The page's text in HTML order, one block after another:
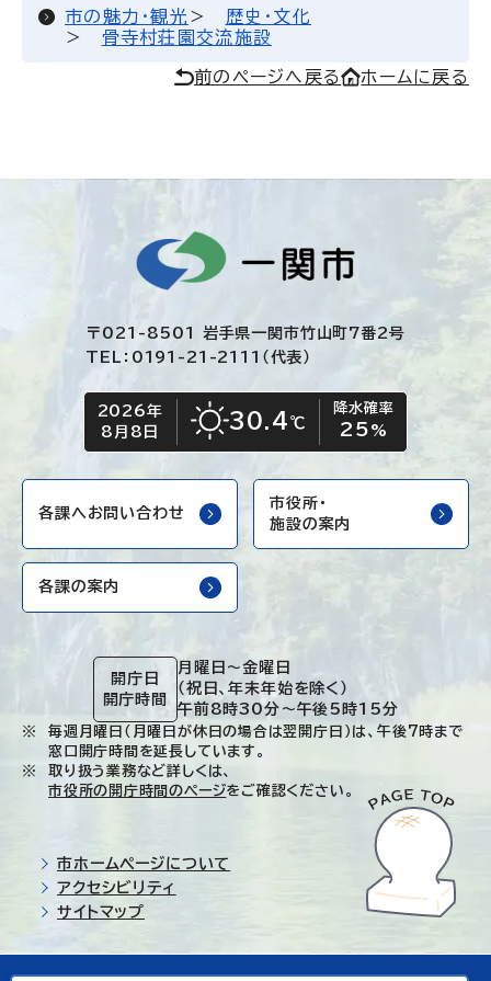
市の魅力・観光
歴史・文化
骨寺村荘園交流施設
前のページへ戻る ホームに戻る
〒021-8501 岩手県一関市竹山町7番2号
TEL：0191-21-2111（代表）
今日の日付
2026年
8月8日
今日の天気
晴れ 30.4 ℃
降水確率
25 %
各課へお問い合わせ
市役所・
施設の案内
各課の案内
開庁日
開庁時間
月曜日～金曜日
（祝日、年末年始を除く）
午前8時30分～午後5時15分
毎週月曜日（月曜日が休日の場合は翌開庁日）は、午後7時まで
窓口開庁時間を延長しています。
取り扱う業務など詳しくは、
市役所の開庁時間のページをご確認ください。
市ホームページについて
アクセシビリティ
サイトマップ